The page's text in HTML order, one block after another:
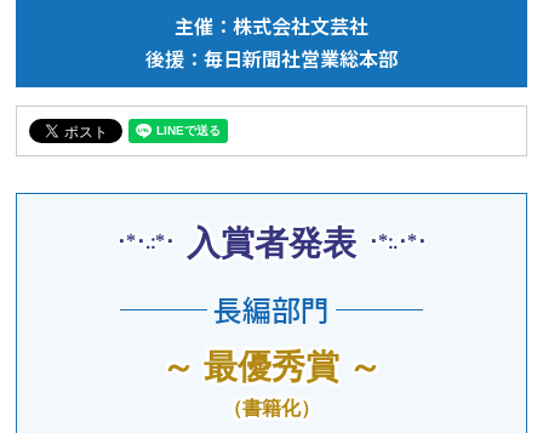
主催：株式会社文芸社
後援：毎日新聞社営業総本部
･*･.:*･ 入賞者発表 ･*:.･*･
─── 長編部門 ───
～ 最優秀賞 ～
（書籍化）